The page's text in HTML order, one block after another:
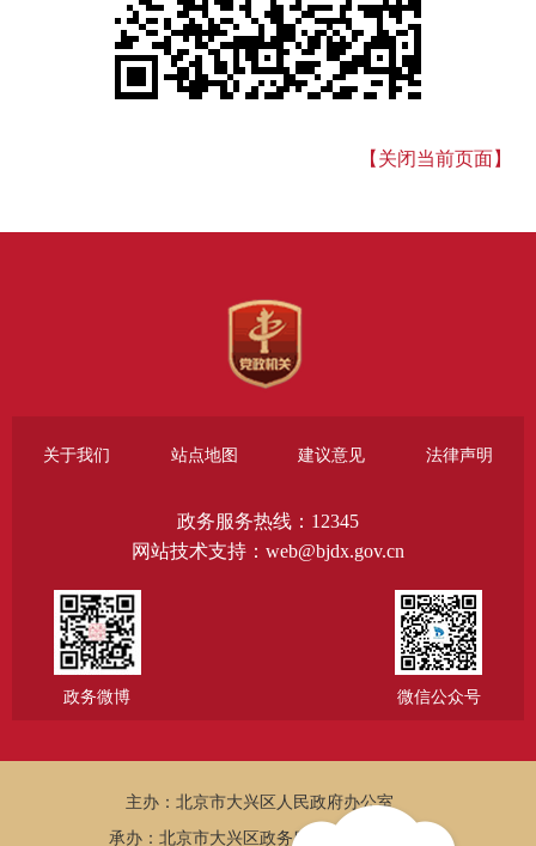
【关闭当前页面】
关于我们 站点地图 建议意见 法律声明
政务服务热线：12345
网站技术支持：web@bjdx.gov.cn
政务微博 微信公众号
主办：北京市大兴区人民政府办公室
承办：北京市大兴区政务服务和数据管理局